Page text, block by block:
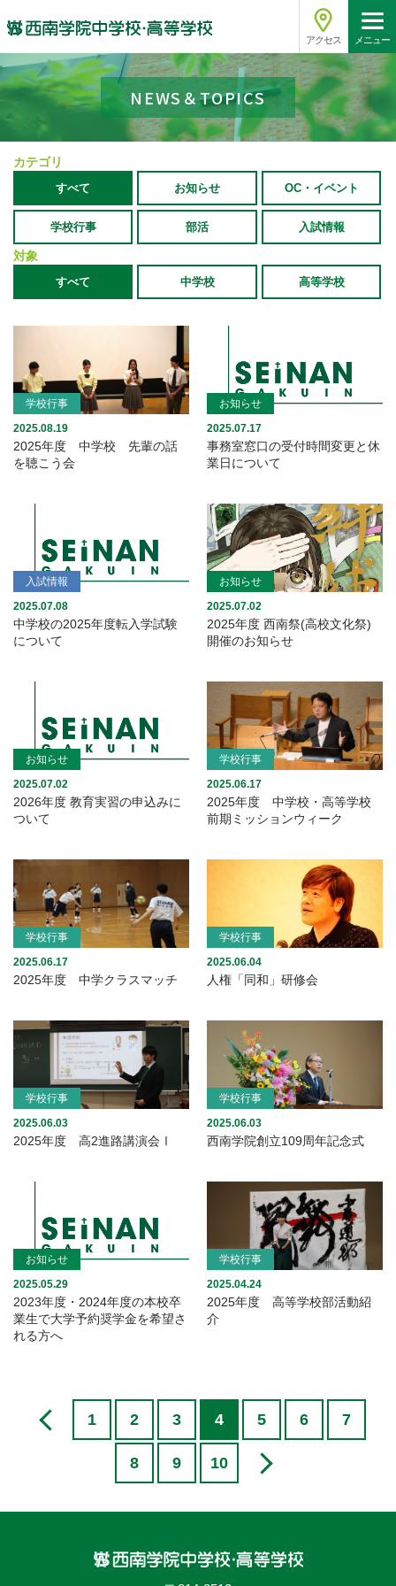
アクセス メニュー
NEWS＆TOPICS
カテゴリ
すべて お知らせ OC・イベント
学校行事 部活 入試情報
対象
すべて 中学校 高等学校
学校行事
2025.08.19
2025年度 中学校 先輩の話
を聴こう会
お知らせ
2025.07.17
事務室窓口の受付時間変更と休
業日について
入試情報
2025.07.08
中学校の2025年度転入学試験
について
お知らせ
2025.07.02
2025年度 西南祭(高校文化祭)
開催のお知らせ
お知らせ
2025.07.02
2026年度 教育実習の申込みに
ついて
学校行事
2025.06.17
2025年度 中学校・高等学校
前期ミッションウィーク
学校行事
2025.06.17
2025年度 中学クラスマッチ
学校行事
2025.06.04
人権「同和」研修会
学校行事
2025.06.03
2025年度 高2進路講演会Ⅰ
学校行事
2025.06.03
西南学院創立109周年記念式
お知らせ
2025.05.29
2023年度・2024年度の本校卒
業生で大学予約奨学金を希望さ
れる方へ
学校行事
2025.04.24
2025年度 高等学校部活動紹
介
1 2 3 4 5 6 7
8 9 10